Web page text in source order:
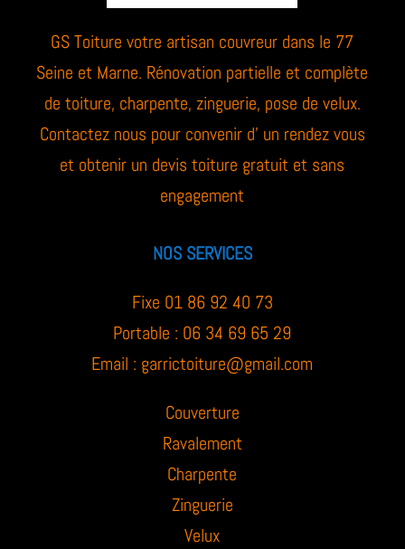
GS Toiture votre artisan couvreur dans le 77
Seine et Marne. Rénovation partielle et complète
de toiture, charpente, zinguerie, pose de velux.
Contactez nous pour convenir d’ un rendez vous
et obtenir un devis toiture gratuit et sans
engagement
NOS SERVICES
Fixe 01 86 92 40 73
Portable : 06 34 69 65 29
Email : garrictoiture@gmail.com
Couverture
Ravalement
Charpente
Zinguerie
Velux